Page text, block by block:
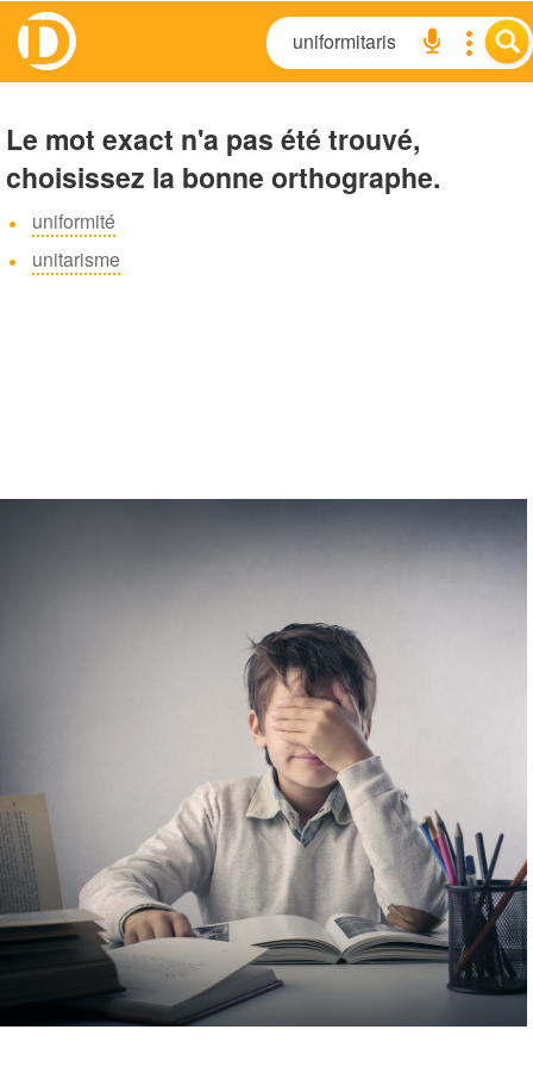
Le mot exact n'a pas été trouvé,
choisissez la bonne orthographe.
uniformité
unitarisme